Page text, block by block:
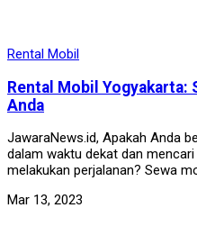
Rental Mobil
Rental Mobil Yogyakarta:
Anda
JawaraNews.id, Apakah Anda
dalam waktu dekat dan
melakukan perjalanan? Sewa
Mar 13, 2023